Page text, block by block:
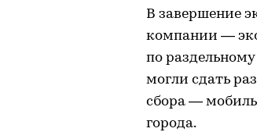
В завершение
компании —
по
могли сдать
сбора —
города.